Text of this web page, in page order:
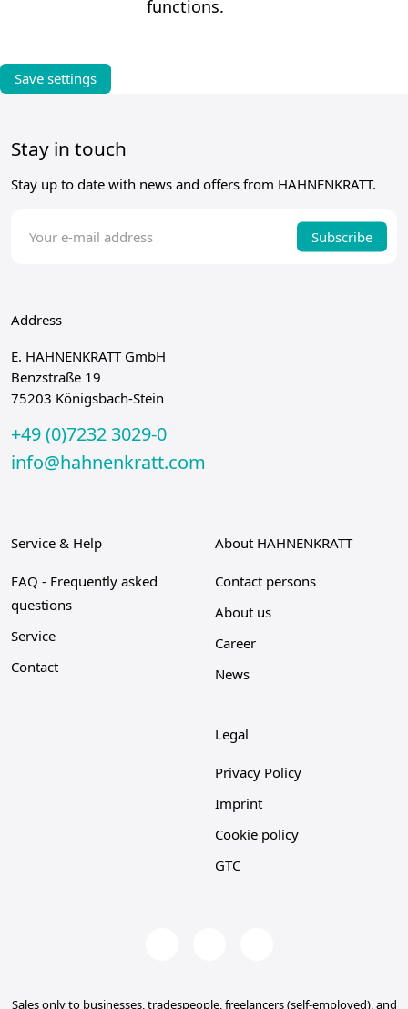
functions.
Stay in touch
Stay up to date with news and offers from HAHNENKRATT.
Subscribe
Address
E. HAHNENKRATT GmbH
Benzstraße 19
75203 Königsbach-Stein
+49 (0)7232 3029-0
info@hahnenkratt.com
Service & Help
FAQ - Frequently asked
questions
Service
Contact
About HAHNENKRATT
Contact persons
About us
Career
News
Legal
Privacy Policy
Imprint
Cookie policy
GTC
Sales only to businesses, tradespeople, freelancers (self-employed), and